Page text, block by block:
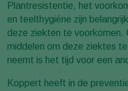
Plantresistentie, het
en teelthygiëne zijn
deze ziekten te voorkomen.
middelen om deze ziektes
neemt is het tijd voor een
Koppert heeft in de